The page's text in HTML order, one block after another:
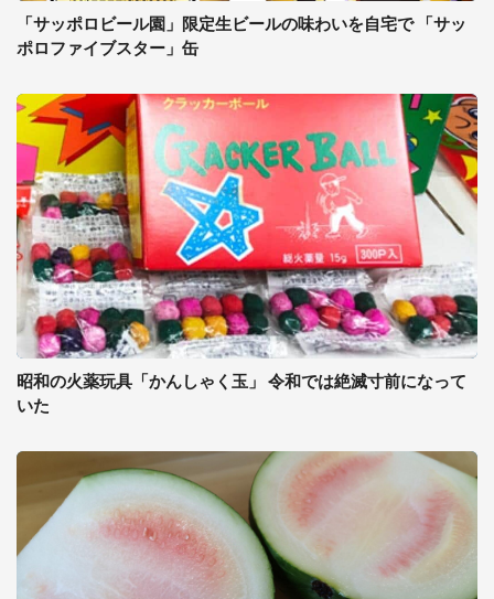
「サッポロビール園」限定生ビールの味わいを自宅で 「サッ
ポロファイブスター」缶
昭和の火薬玩具「かんしゃく玉」 令和では絶滅寸前になって
いた